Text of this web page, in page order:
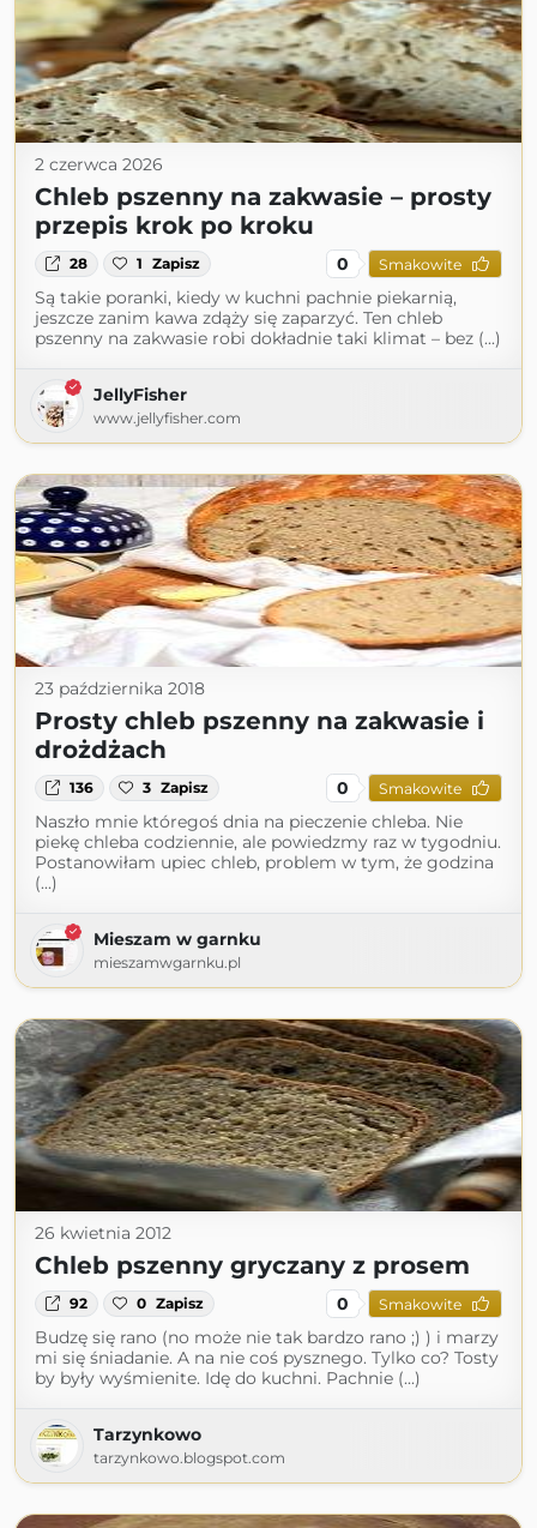
2 czerwca 2026
Chleb pszenny na zakwasie – prosty
przepis krok po kroku
28 1 Zapisz 0 Smakowite
Są takie poranki, kiedy w kuchni pachnie piekarnią,
jeszcze zanim kawa zdąży się zaparzyć. Ten chleb
pszenny na zakwasie robi dokładnie taki klimat – bez (...)
JellyFisher
www.jellyfisher.com
23 października 2018
Prosty chleb pszenny na zakwasie i
drożdżach
136 3 Zapisz 0 Smakowite
Naszło mnie któregoś dnia na pieczenie chleba. Nie
piekę chleba codziennie, ale powiedzmy raz w tygodniu.
Postanowiłam upiec chleb, problem w tym, że godzina
(...)
Mieszam w garnku
mieszamwgarnku.pl
26 kwietnia 2012
Chleb pszenny gryczany z prosem
92 0 Zapisz 0 Smakowite
Budzę się rano (no może nie tak bardzo rano ;) ) i marzy
mi się śniadanie. A na nie coś pysznego. Tylko co? Tosty
by były wyśmienite. Idę do kuchni. Pachnie (...)
Tarzynkowo
tarzynkowo.blogspot.com